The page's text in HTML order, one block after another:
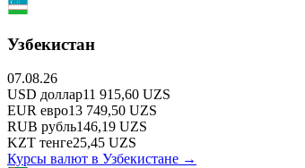
Узбекистан
07.08.26
USD доллар11 915,60 UZS
EUR евро13 749,50 UZS
RUB рубль146,19 UZS
KZT тенге25,45 UZS
Курсы валют в Узбекистане →